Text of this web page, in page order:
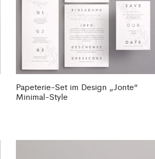
Papeterie-Set im Design „Jonte“
Minimal-Style